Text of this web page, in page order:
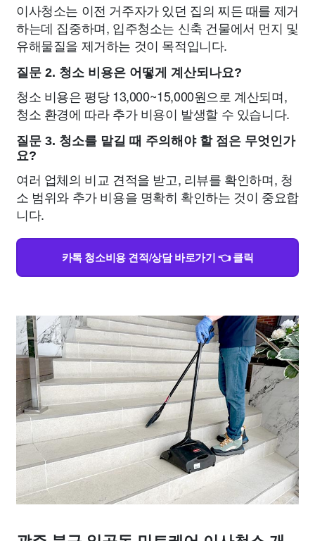
이사청소는 이전 거주자가 있던 집의 찌든 때를 제거
하는데 집중하며, 입주청소는 신축 건물에서 먼지 및
유해물질을 제거하는 것이 목적입니다.
질문 2. 청소 비용은 어떻게 계산되나요?
청소 비용은 평당 13,000~15,000원으로 계산되며,
청소 환경에 따라 추가 비용이 발생할 수 있습니다.
질문 3. 청소를 맡길 때 주의해야 할 점은 무엇인가
요?
여러 업체의 비교 견적을 받고, 리뷰를 확인하며, 청
소 범위와 추가 비용을 명확히 확인하는 것이 중요합
니다.
카톡 청소비용 견적/상담 바로가기 👈 클릭